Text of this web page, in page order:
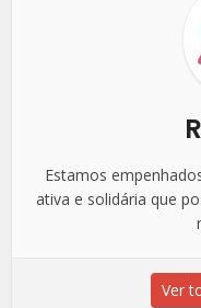
Estamos
ativa e solidária que
Ver